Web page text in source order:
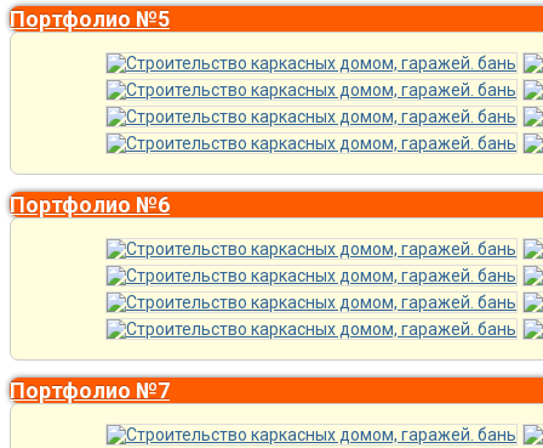
Портфолио №5
Портфолио №6
Портфолио №7